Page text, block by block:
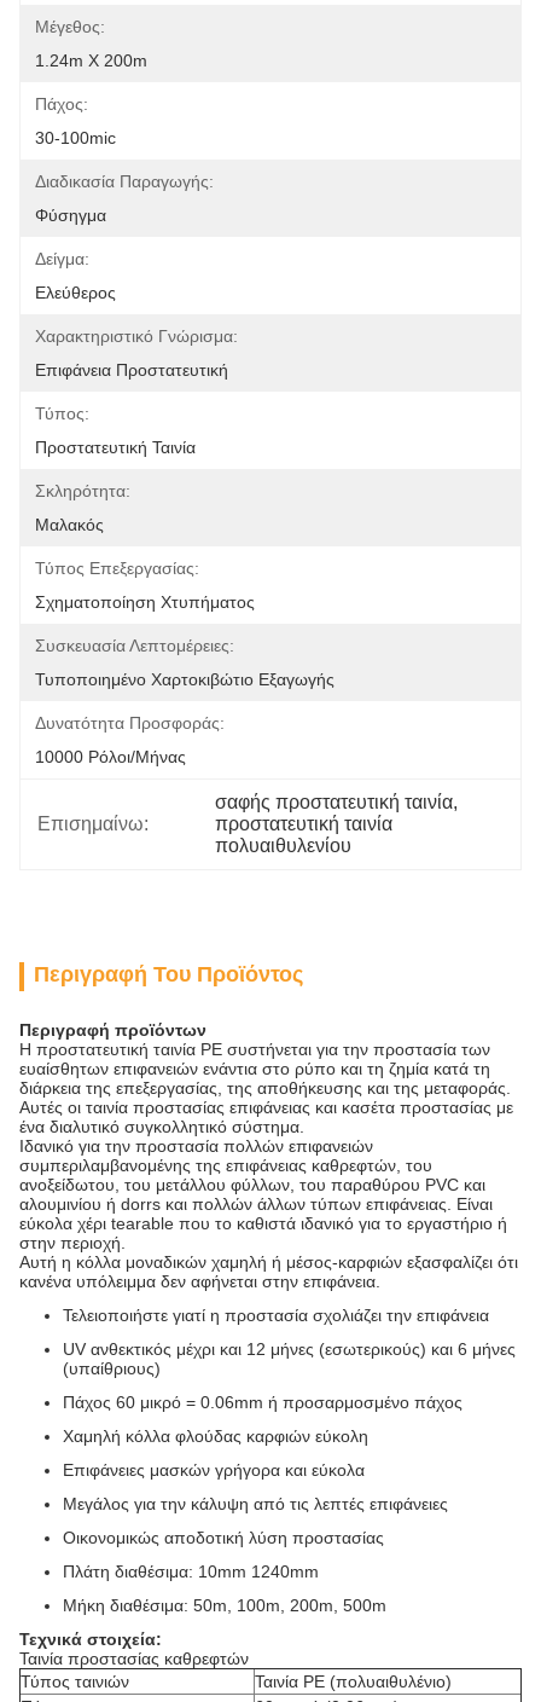
Μέγεθος:
1.24m X 200m
Πάχος:
30-100mic
Διαδικασία Παραγωγής:
Φύσηγμα
Δείγμα:
Ελεύθερος
Χαρακτηριστικό Γνώρισμα:
Επιφάνεια Προστατευτική
Τύπος:
Προστατευτική Ταινία
Σκληρότητα:
Μαλακός
Τύπος Επεξεργασίας:
Σχηματοποίηση Χτυπήματος
Συσκευασία Λεπτομέρειες:
Τυποποιημένο Χαρτοκιβώτιο Εξαγωγής
Δυνατότητα Προσφοράς:
10000 Ρόλοι/μήνας
Επισημαίνω:
σαφής προστατευτική ταινία,
προστατευτική ταινία
πολυαιθυλενίου
Περιγραφή Του Προϊόντος
Περιγραφή προϊόντων
Η προστατευτική ταινία PE συστήνεται για την προστασία των
ευαίσθητων επιφανειών ενάντια στο ρύπο και τη ζημία κατά τη
διάρκεια της επεξεργασίας, της αποθήκευσης και της μεταφοράς.
Αυτές οι ταινία προστασίας επιφάνειας και κασέτα προστασίας με
ένα διαλυτικό συγκολλητικό σύστημα.
Ιδανικό για την προστασία πολλών επιφανειών
συμπεριλαμβανομένης της επιφάνειας καθρεφτών, του
ανοξείδωτου, του μετάλλου φύλλων, του παραθύρου PVC και
αλουμινίου ή dorrs και πολλών άλλων τύπων επιφάνειας. Είναι
εύκολα χέρι tearable που το καθιστά ιδανικό για το εργαστήριο ή
στην περιοχή.
Αυτή η κόλλα μοναδικών χαμηλή ή μέσος-καρφιών εξασφαλίζει ότι
κανένα υπόλειμμα δεν αφήνεται στην επιφάνεια.
Τελειοποιήστε γιατί η προστασία σχολιάζει την επιφάνεια
UV ανθεκτικός μέχρι και 12 μήνες (εσωτερικούς) και 6 μήνες
(υπαίθριους)
Πάχος 60 μικρό = 0.06mm ή προσαρμοσμένο πάχος
Χαμηλή κόλλα φλούδας καρφιών εύκολη
Επιφάνειες μασκών γρήγορα και εύκολα
Μεγάλος για την κάλυψη από τις λεπτές επιφάνειες
Οικονομικώς αποδοτική λύση προστασίας
Πλάτη διαθέσιμα: 10mm 1240mm
Μήκη διαθέσιμα: 50m, 100m, 200m, 500m
Τεχνικά στοιχεία:
Ταινία προστασίας καθρεφτών
Τύπος ταινιών
Ταινία PE (πολυαιθυλένιο)